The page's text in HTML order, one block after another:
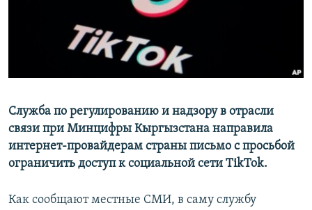
Служба по регулированию и надзору в отрасли
связи при Минцифры Кыргызстана направила
интернет-провайдерам страны письмо с просьбой
ограничить доступ к социальной сети TikTok.
Как сообщают местные СМИ, в саму службу